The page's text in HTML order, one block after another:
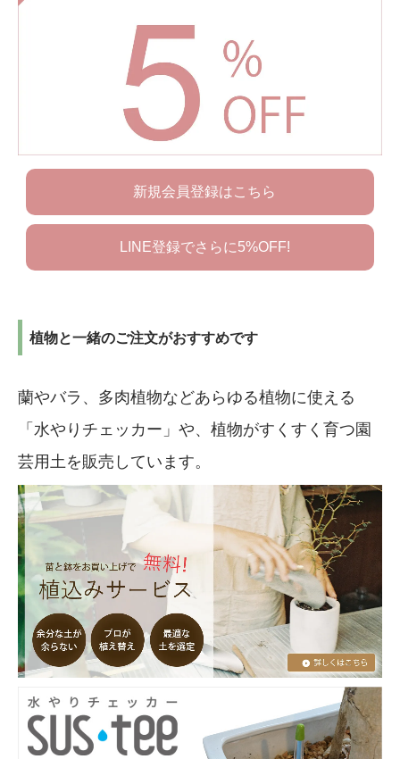
新規会員登録はこちら
LINE登録でさらに5%OFF!
植物と一緒のご注文がおすすめです
蘭やバラ、多肉植物などあらゆる植物に使える
「水やりチェッカー」や、植物がすくすく育つ園
芸用土を販売しています。